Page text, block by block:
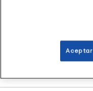
velcro permiten el